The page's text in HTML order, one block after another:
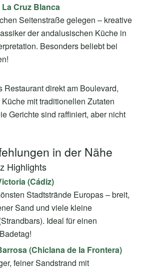
Cruz Blanca
Seitenstraße gelegen – kreative
der andalusischen Küche in
Besonders beliebt bei
Restaurant direkt am Boulevard,
mit traditionellen Zutaten
Gerichte sind raffiniert, aber nicht
in der Nähe
Highlights
(Cádiz)
Stadtstrände Europas – breit,
Sand und viele kleine
Ideal für einen
(Chiclana de la Frontera)
feiner Sandstrand mit